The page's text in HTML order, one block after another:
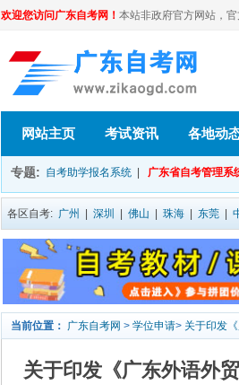
欢迎您访问广东自考网！ 本站非政府官方网站，
网站主页 考试资讯 各地动
专题: 自考助学报名系统 广东省自考管理系
各区自考: 广州 深圳 佛山 珠海 东莞
当前位置： 广东自考网 > 学位申请> 关于印发
关于印发《广东外语外